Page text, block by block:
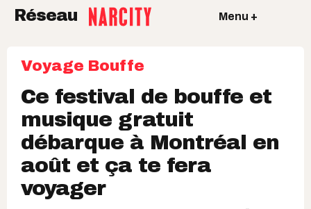
Réseau Menu +
Voyage Bouffe
Ce festival de bouffe et
musique gratuit
débarque à Montréal en
août et ça te fera
voyager